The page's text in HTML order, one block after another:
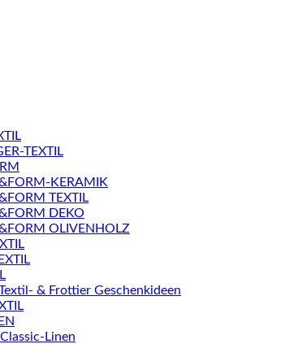
TEXTIL
KERAMIK
TEXTIL
DEKO
OLIVENHOLZ
& Frottier Geschenkideen
Linen